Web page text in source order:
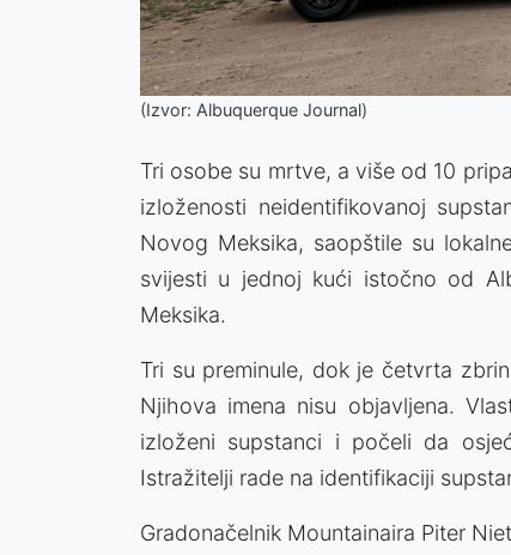
(Izvor: Albuquerque Journal)
Tri osobe su mrtve, a više od 10
izloženosti neidentifikovanoj
Novog Meksika, saopštile su
svijesti u jednoj kući istočno od
Meksika.
Tri su preminule, dok je četvrta
Njihova imena nisu objavljena.
izloženi supstanci i počeli da
Istražitelji rade na identifikaciji
Gradonačelnik Mountainaira Piter